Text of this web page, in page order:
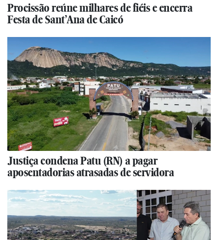
Procissão reúne milhares de fiéis e encerra
Festa de Sant’Ana de Caicó
Justiça condena Patu (RN) a pagar
aposentadorias atrasadas de servidora